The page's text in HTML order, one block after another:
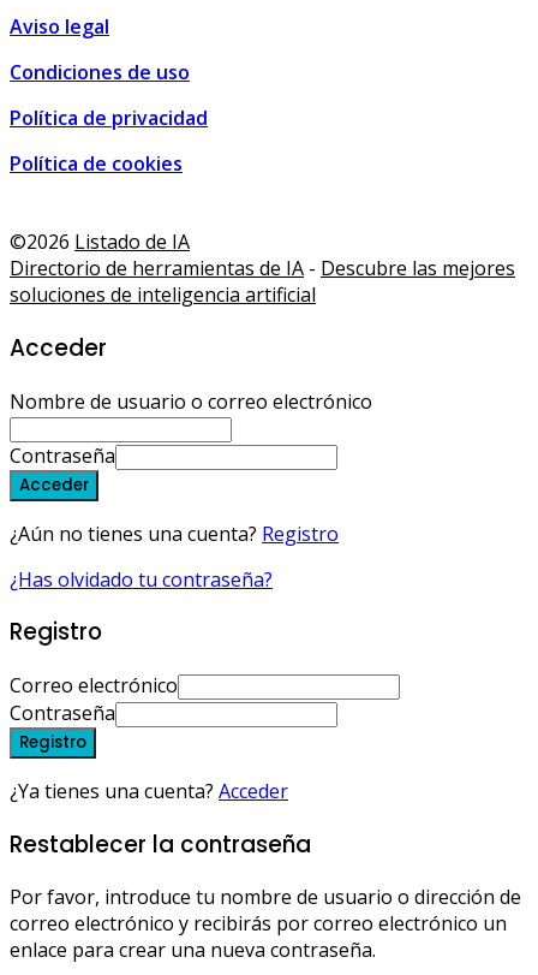
Aviso legal
Condiciones de uso
Política de privacidad
Política de cookies
©2026 Listado de IA
Directorio de herramientas de IA - Descubre las mejores
soluciones de inteligencia artificial
Acceder
Nombre de usuario o correo electrónico
Contraseña
Acceder
¿Aún no tienes una cuenta? Registro
¿Has olvidado tu contraseña?
Registro
Correo electrónico
Contraseña
Registro
¿Ya tienes una cuenta? Acceder
Restablecer la contraseña
Por favor, introduce tu nombre de usuario o dirección de
correo electrónico y recibirás por correo electrónico un
enlace para crear una nueva contraseña.